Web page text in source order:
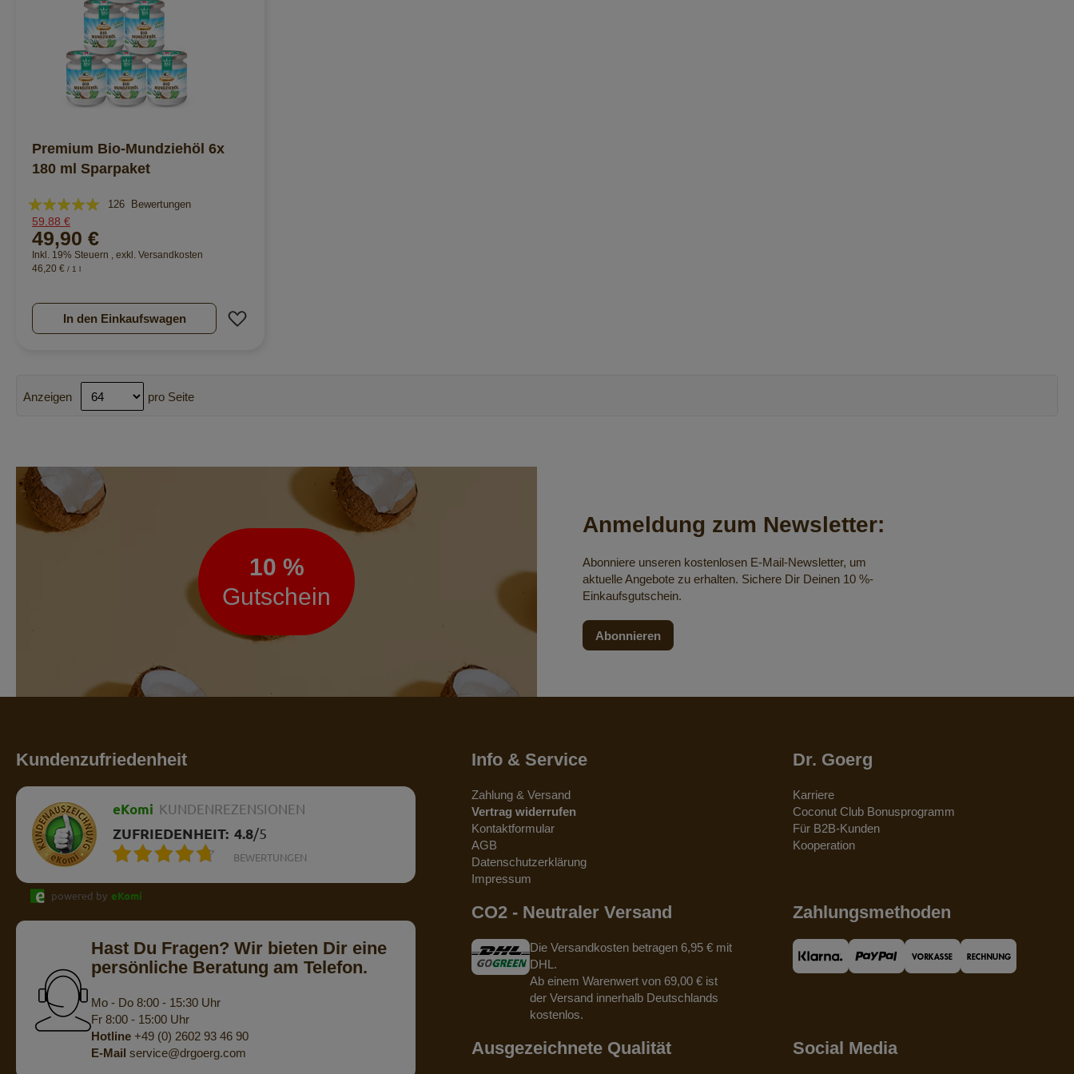
Premium Bio-Mundziehöl 6x
180 ml Sparpaket
Bewertung:
96%
126 Bewertungen
59,88 €
49,90 €
Inkl. 19% Steuern , exkl. Versandkosten
46,20 € / 1 l
In den Einkaufswagen
Anzeigen pro Seite
Newsletter
10 %
Gutschein
Anmeldung zum Newsletter:
Abonniere unseren kostenlosen E-Mail-Newsletter, um
aktuelle Angebote zu erhalten. Sichere Dir Deinen 10 %-
Einkaufsgutschein.
Abonnieren
Kundenzufriedenheit
eKomi KUNDENREZENSIONEN
ZUFRIEDENHEIT: 4.8/5
BEWERTUNGEN
powered by eKomi
Hast Du Fragen? Wir bieten Dir eine
persönliche Beratung am Telefon.
Mo - Do 8:00 - 15:30 Uhr
Fr 8:00 - 15:00 Uhr
Hotline+49 (0) 2602 93 46 90
E-Mail service@drgoerg.com
Info & Service
Zahlung & Versand
Vertrag widerrufen
Kontaktformular
AGB
Datenschutzerklärung
Impressum
Dr. Goerg
Karriere
Coconut Club Bonusprogramm
Für B2B-Kunden
Kooperation
CO2 - Neutraler Versand
Die Versandkosten betragen 6,95 € mit
DHL.
Ab einem Warenwert von 69,00 € ist
der Versand innerhalb Deutschlands
kostenlos.
Zahlungsmethoden
Ausgezeichnete Qualität Social Media